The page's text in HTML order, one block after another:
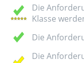
Die
Klasse
Die
Die